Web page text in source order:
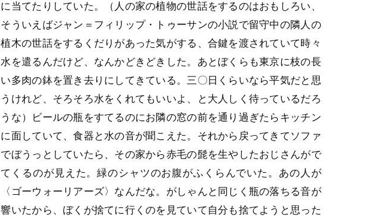
に当てたりしていた。（人の家の植物の世話をするのはおもしろい、
そういえばジャン＝フィリップ・トゥーサンの小説で留守中の隣人の
植木の世話をするくだりがあった気がする、合鍵を渡されていて時々
水を遣るんだけど、なんかどきどきした。あとぼくらも東京に枝の長
い多肉の鉢を置き去りにしてきている。三〇日くらいなら平気だと思
うけれど、そろそろ水をくれてもいいよ、と大人しく待っているだろ
うな）ビールの瓶をすてるのにお隣の窓の前を通り過ぎたらキッチン
に面していて、食器と水の音が聞こえた。それから戻ってきてソファ
でぼうっとしていたら、その家から赤毛の髭を生やしたおじさんがで
てくるのが見えた。緑のシャツのお腹がふくらんでいた。あの人が
〈ゴーウォーリアーズ〉なんだな。がしゃんと同じく瓶の落ちる音が
響いたから、ぼくが捨てに行くのを見ていて自分も捨てようと思った